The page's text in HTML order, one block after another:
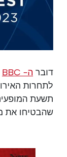
דובר ה- BBC
לתחרות
שהבטיחו את